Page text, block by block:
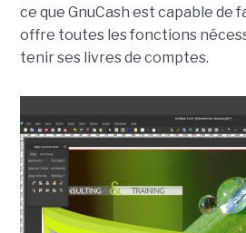
ce que GnuCash est capable de
offre toutes les fonctions
tenir ses livres de comptes.